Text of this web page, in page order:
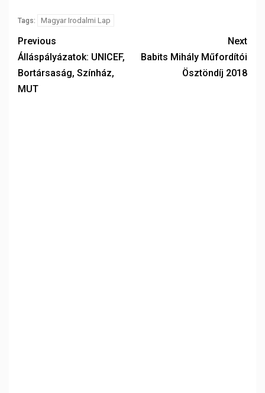
Tags: Magyar Irodalmi Lap
Previous
Álláspályázatok: UNICEF,
Bortársaság, Színház,
MUT
Next
Babits Mihály Műfordítói
Ösztöndíj 2018